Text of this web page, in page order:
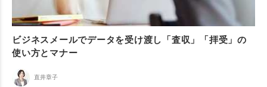
ビジネスメールでデータを受け渡し「査収」「拝受」の
使い方とマナー
直井章子